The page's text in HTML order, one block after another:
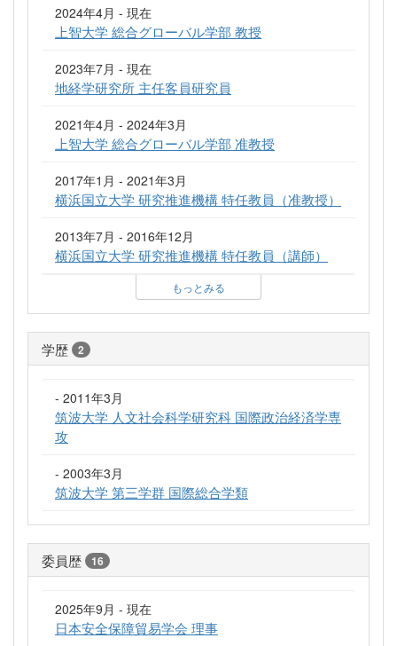
2024年4月 - 現在
上智大学 総合グローバル学部 教授
2023年7月 - 現在
地経学研究所 主任客員研究員
2021年4月 - 2024年3月
上智大学 総合グローバル学部 准教授
2017年1月 - 2021年3月
横浜国立大学 研究推進機構 特任教員（准教授）
2013年7月 - 2016年12月
横浜国立大学 研究推進機構 特任教員（講師）
もっとみる
学歴 2
- 2011年3月
筑波大学 人文社会科学研究科 国際政治経済学専
攻
- 2003年3月
筑波大学 第三学群 国際総合学類
委員歴 16
2025年9月 - 現在
日本安全保障貿易学会 理事